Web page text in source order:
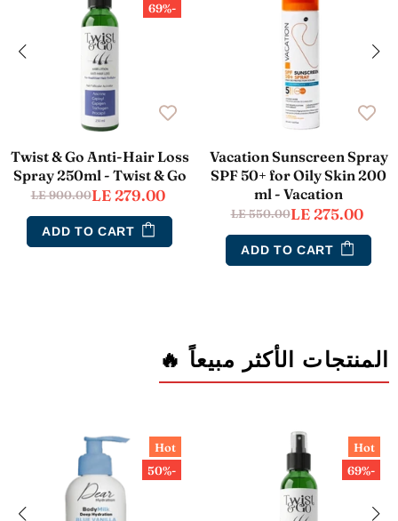
Vacation Sunscreen Spray
SPF 50+ for Oily Skin 200
ml - Vacation
LE 550.00LE 275.00
ADD TO CART
-69%
Twist & Go Anti-Hair Loss
Spray 250ml - Twist & Go
LE 900.00LE 279.00
ADD TO CART
المنتجات الأكثر مبيعاً 🔥
Hot
-69%
Hot
-50%